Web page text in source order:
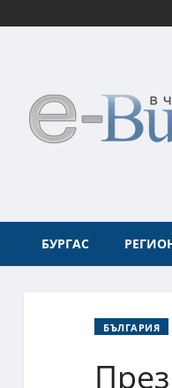
БУРГАС
БЪЛГАРИЯ